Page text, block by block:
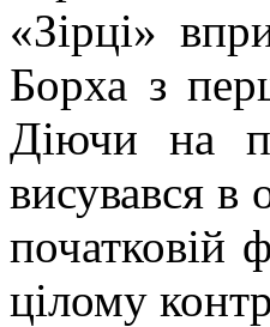
«Зірці»
Борха з
Діючи на
висувався
початковій
цілому